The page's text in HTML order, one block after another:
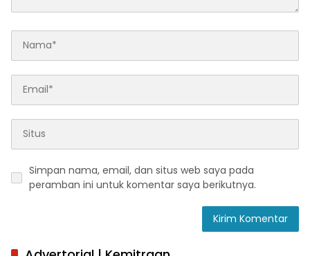
Simpan nama, email, dan situs web saya pada
peramban ini untuk komentar saya berikutnya.